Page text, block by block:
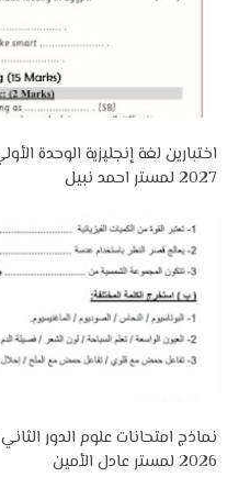
اختبارين لغة إنجليزية الوحدة
2027 لمستر احمد نبيل
نماذج امتحانات علوم الدور
2026 لمستر عادل الأمين